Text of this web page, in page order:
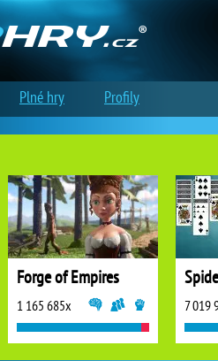
Forge of Empires
1 165 685x 7 019
Plné hry Profily